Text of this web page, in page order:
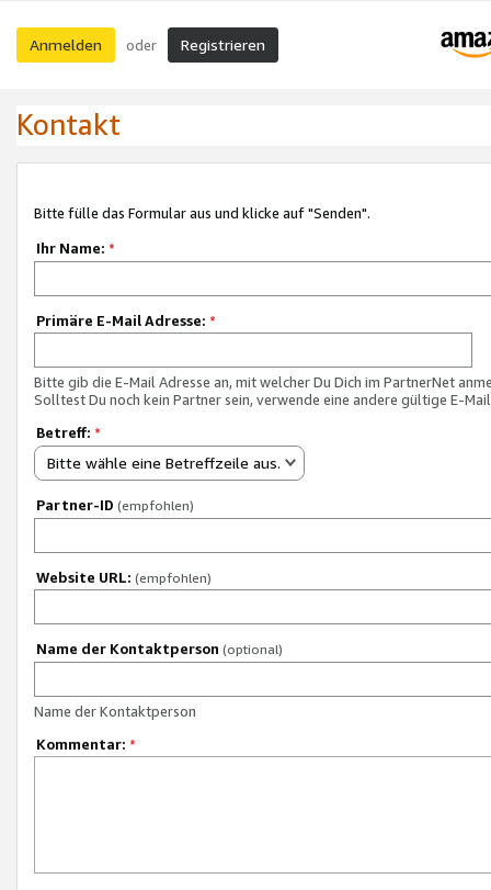
Anmelden oder Registrieren
Kontakt
Bitte fülle das Formular aus und klicke auf "Senden".
Ihr Name: *
Primäre E-Mail Adresse: *
Bitte gib die E-Mail Adresse an, mit welcher Du Dich im PartnerNet
Solltest Du noch kein Partner sein, verwende eine andere gültige E-
Betreff: *
Bitte wähle eine Betreffzeile aus.
Partner-ID (empfohlen)
Website URL: (empfohlen)
Name der Kontaktperson (optional)
Name der Kontaktperson
Kommentar: *